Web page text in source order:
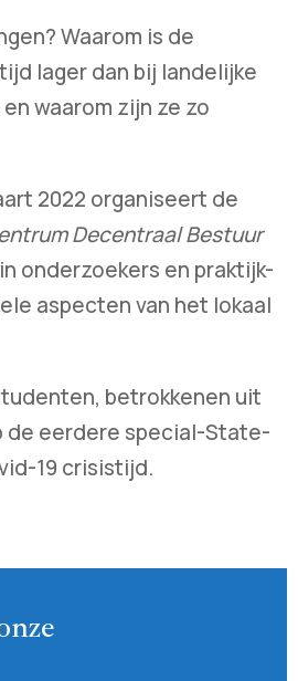
Waarom is de
lager dan bij landelijke
waarom zijn ze zo
2022 organiseert de
Decentraal Bestuur
onderzoekers en praktijk-
aspecten van het lokaal
betrokkenen uit
de eerdere special-State-
19 crisistijd.